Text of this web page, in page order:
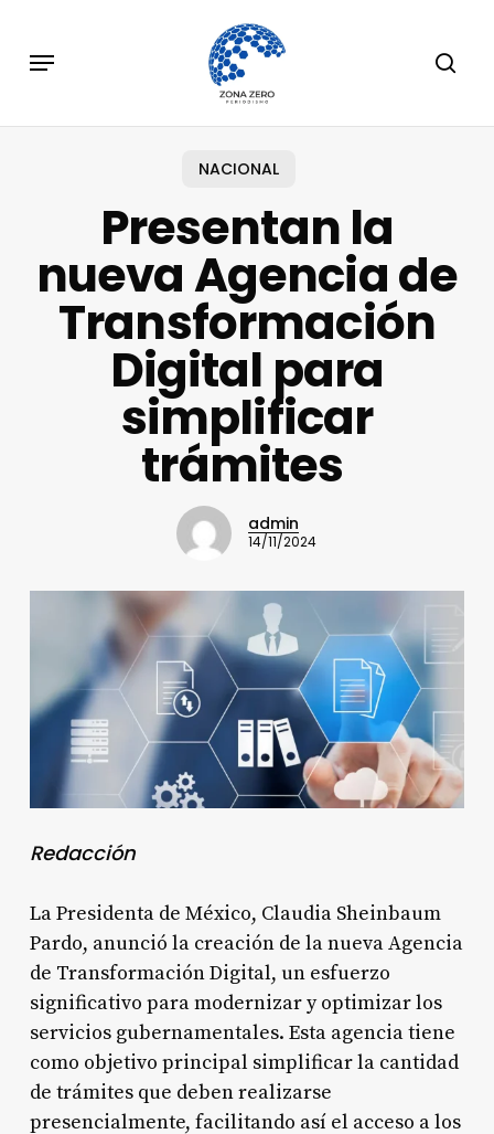
main
Menu
NACIONAL
Presentan la
nueva Agencia de
Transformación
Digital para
simplificar
trámites
admin
14/11/2024
Redacción
La Presidenta de México, Claudia Sheinbaum
Pardo, anunció la creación de la nueva Agencia
de Transformación Digital, un esfuerzo
significativo para modernizar y optimizar los
servicios gubernamentales. Esta agencia tiene
como objetivo principal simplificar la cantidad
de trámites que deben realizarse
presencialmente, facilitando así el acceso a los